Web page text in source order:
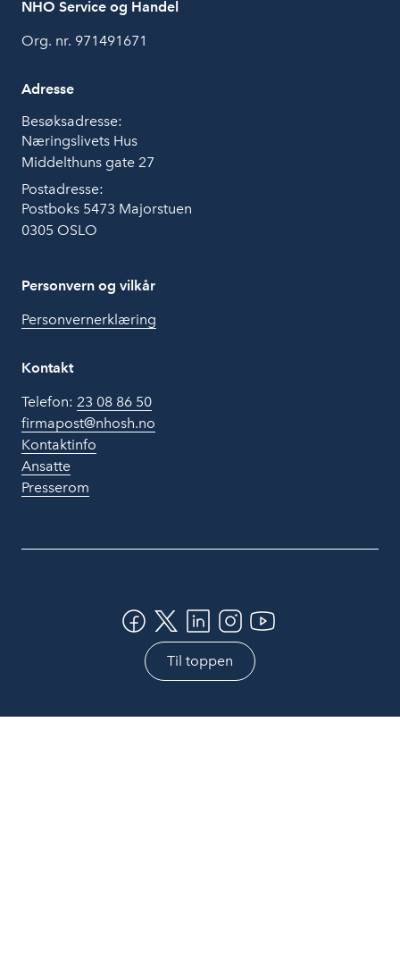
NHO Service og Handel
Org. nr. 971491671
Adresse
Besøksadresse:
Næringslivets Hus
Middelthuns gate 27
Postadresse:
Postboks 5473 Majorstuen
0305 OSLO
Personvern og vilkår
Personvernerklæring
Kontakt
Telefon: 23 08 86 50
firmapost@nhosh.no
Kontaktinfo
Ansatte
Presserom
Til toppen